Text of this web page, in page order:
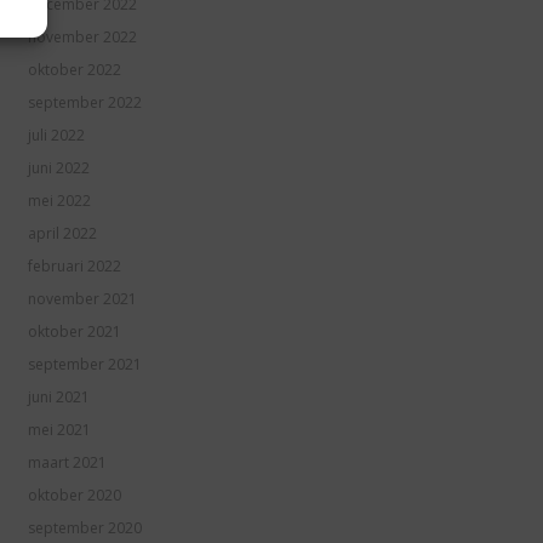
december 2022
november 2022
oktober 2022
september 2022
juli 2022
juni 2022
mei 2022
april 2022
februari 2022
november 2021
oktober 2021
september 2021
juni 2021
mei 2021
maart 2021
oktober 2020
september 2020